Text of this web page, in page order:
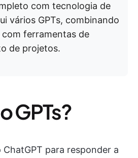
com tecnologia de
vários GPTs, combinando
ferramentas de
de projetos.
GPTs?
para responder a